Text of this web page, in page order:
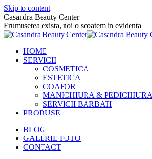
Skip to content
Casandra Beauty Center
Frumusetea exista, noi o scoatem in evidenta
HOME
SERVICII
COSMETICA
ESTETICA
COAFOR
MANICHIURA & PEDICHIURA
SERVICII BARBATI
PRODUSE
BLOG
GALERIE FOTO
CONTACT